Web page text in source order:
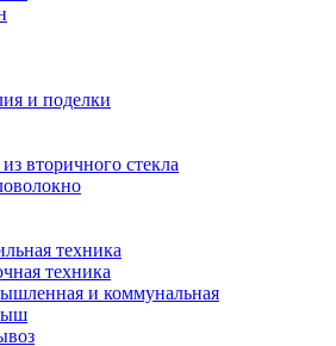
и поделки
вторичного стекла
техника
техника
и коммунальная